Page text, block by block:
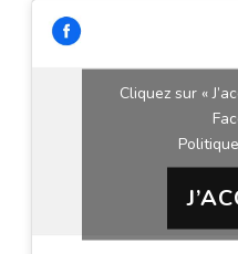
Cliquez sur «